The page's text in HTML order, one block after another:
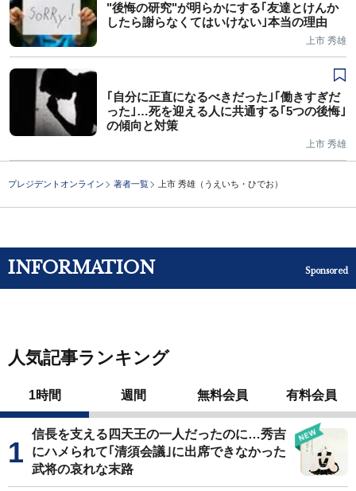
"後悔の研究"が明らかにする｢友達とけんか
したら謝らなくてはいけない｣本当の理由
上市 秀雄
｢自分に正直になるべきだった｣｢働きすぎだ
った｣…死を迎える人に共通する｢5つの後悔｣
の傾向と対策
上市 秀雄
プレジデントオンライン 著者一覧 上市 秀雄（うえいち・ひでお）
INFORMATION Sponsored
人気記事ランキング
1時間 週間 無料会員 有料会員
信長を支える四天王の一人だったのに…秀吉
にハメられて｢清須会議｣に出席できなかった
武将の哀れな末路